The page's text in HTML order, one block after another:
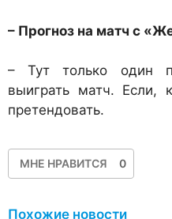
– Прогноз на матч с
– Тут только один
выиграть матч. Если,
претендовать.
МНЕ НРАВИТСЯ 0
Похожие новости